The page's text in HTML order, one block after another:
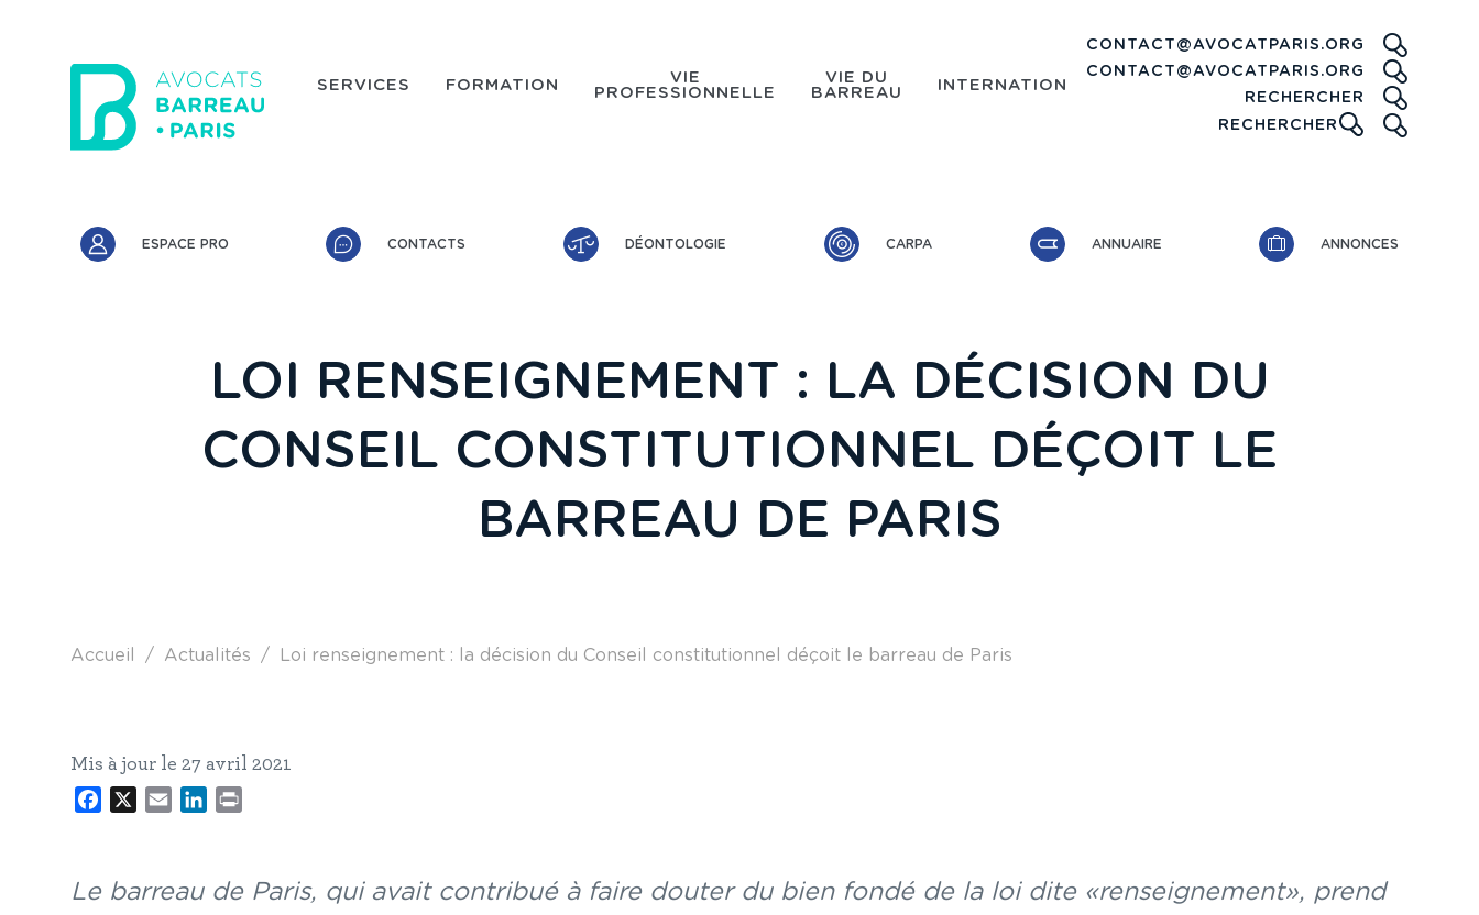
SERVICES FORMATION
VIE
PROFESSIONNELLE
VIE DU
BARREAU
INTERNATIONAL
CONTACT@AVOCATPARIS.ORG
CONTACT@AVOCATPARIS.ORG
RECHERCHER
RECHERCHER ICONE
Accès rapide
ESPACE PRO CONTACTS DÉONTOLOGIE CARPA ANNUAIRE ANNONCES
LOI RENSEIGNEMENT : LA DÉCISION DU
CONSEIL CONSTITUTIONNEL DÉÇOIT LE
BARREAU DE PARIS
Fil d'Ariane
Accueil Actualités Loi renseignement : la décision du Conseil constitutionnel déçoit le barreau de Paris
Mis à jour le 27 avril 2021
Facebook
X Email LinkedIn
Le barreau de Paris, qui avait contribué à faire douter du bien fondé de la loi dite «renseignement», prend